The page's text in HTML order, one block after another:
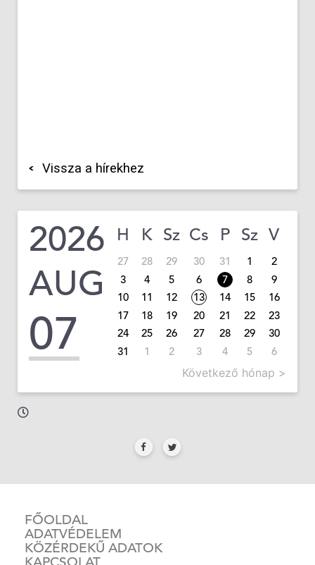
Vissza a hírekhez
2026
AUG
07
H K Sz Cs P Sz V
27 28 29 30 31 1
2
3
4 5 6 7 8
9
10
11 12 13 14 15
16
17
18 19 20 21 22
23
24
25 26 27 28 29
30
31
1 2 3 4 5 6
Következő hónap >
FŐOLDAL
ADATVÉDELEM
KÖZÉRDEKŰ ADATOK
KAPCSOLAT